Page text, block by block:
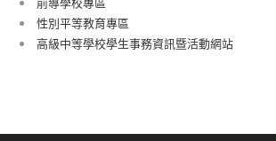
性別平等教育專區
高級中等學校學生事務資訊暨活動網站